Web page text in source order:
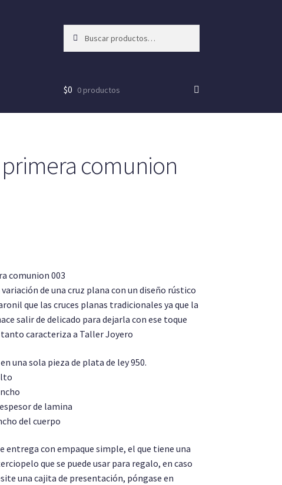
por:
$0 0 productos
comunion
comunion 003
variación de una cruz plana con un diseño rústico
que las cruces planas tradicionales ya que la
salir de delicado para dejarla con ese toque
caracteriza a Taller Joyero
una sola pieza de plata de ley 950.
de lamina
del cuerpo
entrega con empaque simple, el que tiene una
que se puede usar para regalo, en caso
una cajita de presentación, póngase en